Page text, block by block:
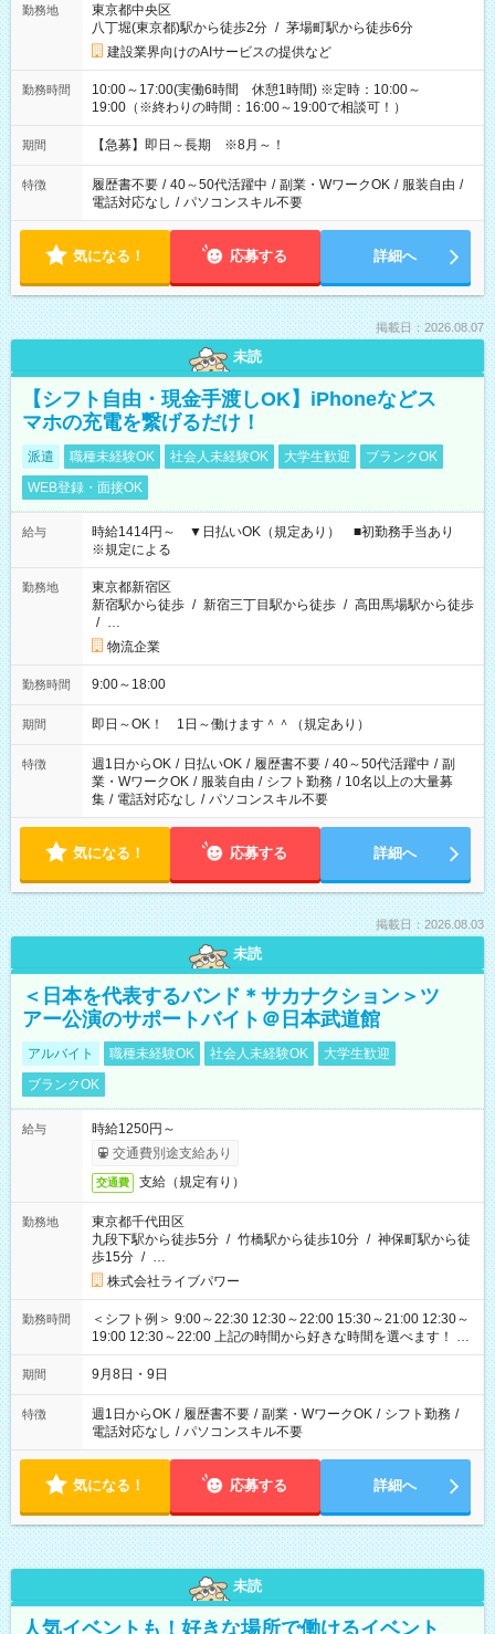
勤務地
東京都中央区
八丁堀(東京都)駅から徒歩2分 / 茅場町駅から徒歩6分
建設業界向けのAIサービスの提供など
勤務時間
10:00～17:00(実働6時間 休憩1時間) ※定時：10:00～
19:00（※終わりの時間：16:00～19:00で相談可！）
期間 【急募】即日～長期 ※8月～！
特徴 履歴書不要 / 40～50代活躍中 / 副業・WワークOK / 服装自由 /
電話対応なし / パソコンスキル不要
気になる！ 応募する 詳細へ
掲載日：2026.08.07
未読
【シフト自由・現金手渡しOK】iPhoneなどス
マホの充電を繋げるだけ！
派遣 職種未経験OK 社会人未経験OK 大学生歓迎
ブランクOK
WEB登録・面接OK
給与
時給1414円～ ▼日払いOK（規定あり） ■初勤務手当あり
※規定による
勤務地
東京都新宿区
新宿駅から徒歩 / 新宿三丁目駅から徒歩 / 高田馬場駅から徒歩
/ …
物流企業
勤務時間 9:00～18:00
期間 即日～OK！ 1日～働けます＾＾（規定あり）
特徴 週1日からOK / 日払いOK / 履歴書不要 / 40～50代活躍中 / 副
業・WワークOK / 服装自由 / シフト勤務 / 10名以上の大量募
集 / 電話対応なし / パソコンスキル不要
気になる！ 応募する 詳細へ
掲載日：2026.08.03
未読
＜日本を代表するバンド＊サカナクション＞ツ
アー公演のサポートバイト＠日本武道館
アルバイト 職種未経験OK 社会人未経験OK
大学生歓迎
ブランクOK
給与
時給1250円～
交通費別途支給あり
交通費 支給（規定有り）
勤務地
東京都千代田区
九段下駅から徒歩5分 / 竹橋駅から徒歩10分 / 神保町駅から徒
歩15分 / …
株式会社ライブパワー
勤務時間
＜シフト例＞ 9:00～22:30 12:30～22:00 15:30～21:00 12:30～
19:00 12:30～22:00 上記の時間から好きな時間を選べます！ ※
時間は変更となる可能性があります
期間 9月8日・9日
特徴 週1日からOK / 履歴書不要 / 副業・WワークOK / シフト勤務 /
電話対応なし / パソコンスキル不要
気になる！ 応募する 詳細へ
未読
人気イベントも！好きな場所で働けるイベント